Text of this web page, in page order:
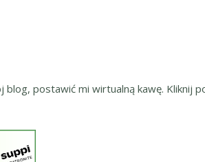
postawić mi wirtualną kawę. Kliknij